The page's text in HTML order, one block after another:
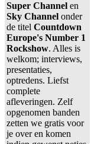
Super Channel en
Sky Channel onder
de titel Countdown
Europe's Number 1
Rockshow. Alles is
welkom; interviews,
presentaties,
optredens. Liefst
complete
afleveringen. Zelf
opgenomen banden
zetten we gratis voor
je over en komen